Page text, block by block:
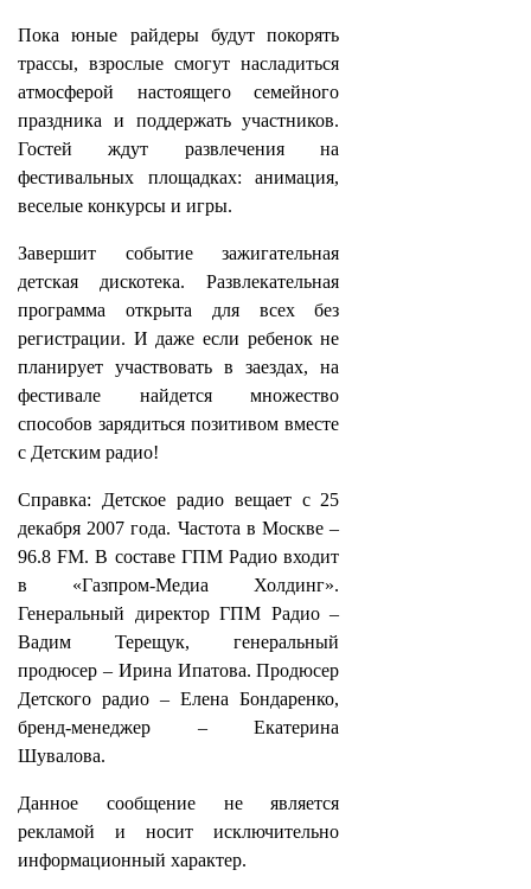
Пока юные райдеры будут покорять
трассы, взрослые смогут насладиться
атмосферой настоящего семейного
праздника и поддержать участников.
Гостей ждут развлечения на
фестивальных площадках: анимация,
веселые конкурсы и игры.
Завершит событие зажигательная
детская дискотека. Развлекательная
программа открыта для всех без
регистрации. И даже если ребенок не
планирует участвовать в заездах, на
фестивале найдется множество
способов зарядиться позитивом вместе
с Детским радио!
Справка: Детское радио вещает с 25
декабря 2007 года. Частота в Москве –
96.8 FM. В составе ГПМ Радио входит
в «Газпром-Медиа Холдинг».
Генеральный директор ГПМ Радио –
Вадим Терещук, генеральный
продюсер – Ирина Ипатова. Продюсер
Детского радио – Елена Бондаренко,
бренд-менеджер – Екатерина
Шувалова.
Данное сообщение не является
рекламой и носит исключительно
информационный характер.